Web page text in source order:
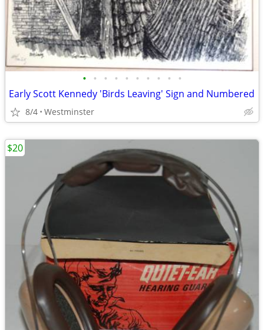
• • • • • • • • • •
Early Scott Kennedy 'Birds Leaving' Sign and Numbered
8/4 Westminster
$20